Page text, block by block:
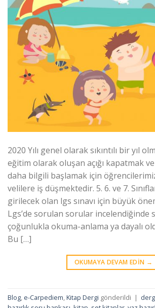
2020 Yılı genel olarak sıkıntılı bir yıl
eğitim olarak oluşan açığı kapatmak
daha bilgili başlamak için
velilere iş düşmektedir. 5. 6. ve 7.
girilecek olan lgs sınavı için büyük
Lgs’de sorulan sorular incelendiğinde
çoğunlukla okuma-anlama ya dayalı
Bu […]
OKUMAYA DEVAM EDIN →
Blog e-Carpediem Kitap Dergi gönderildi |